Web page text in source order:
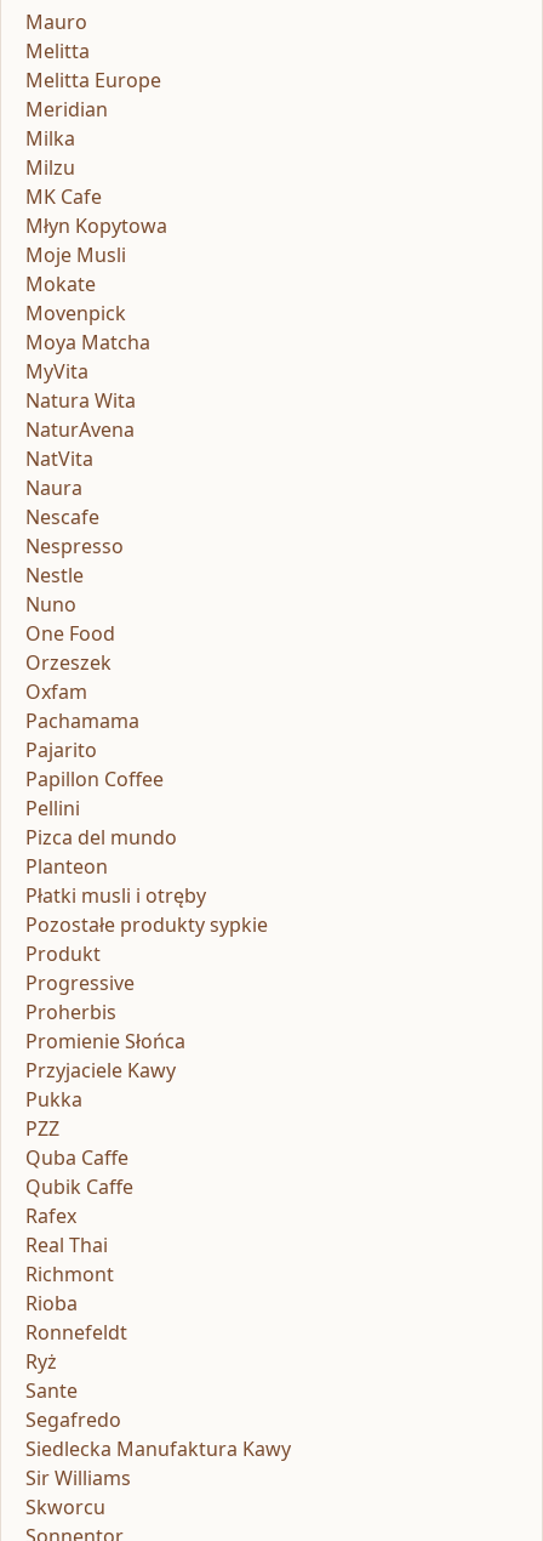
Mauro
Melitta
Melitta Europe
Meridian
Milka
Milzu
MK Cafe
Młyn Kopytowa
Moje Musli
Mokate
Movenpick
Moya Matcha
MyVita
Natura Wita
NaturAvena
NatVita
Naura
Nescafe
Nespresso
Nestle
Nuno
One Food
Orzeszek
Oxfam
Pachamama
Pajarito
Papillon Coffee
Pellini
Pizca del mundo
Planteon
Płatki musli i otręby
Pozostałe produkty sypkie
Produkt
Progressive
Proherbis
Promienie Słońca
Przyjaciele Kawy
Pukka
PZZ
Quba Caffe
Qubik Caffe
Rafex
Real Thai
Richmont
Rioba
Ronnefeldt
Ryż
Sante
Segafredo
Siedlecka Manufaktura Kawy
Sir Williams
Skworcu